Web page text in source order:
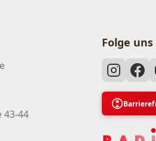
43-44
Folge uns